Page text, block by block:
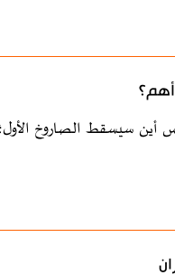
أهم؟
أين سيسقط الصاروخ